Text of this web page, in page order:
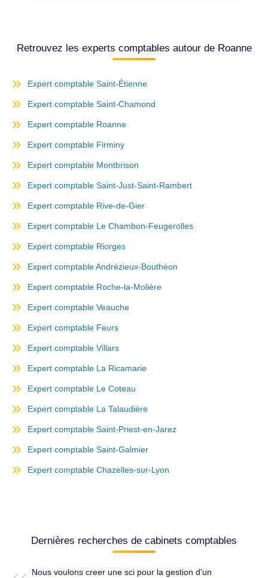
Retrouvez les experts comptables autour de Roanne
Expert comptable Saint-Étienne
Expert comptable Saint-Chamond
Expert comptable Roanne
Expert comptable Firminy
Expert comptable Montbrison
Expert comptable Saint-Just-Saint-Rambert
Expert comptable Rive-de-Gier
Expert comptable Le Chambon-Feugerolles
Expert comptable Riorges
Expert comptable Andrézieux-Bouthéon
Expert comptable Roche-la-Molière
Expert comptable Veauche
Expert comptable Feurs
Expert comptable Villars
Expert comptable La Ricamarie
Expert comptable Le Coteau
Expert comptable La Talaudière
Expert comptable Saint-Priest-en-Jarez
Expert comptable Saint-Galmier
Expert comptable Chazelles-sur-Lyon
Dernières recherches de cabinets comptables
Nous voulons creer une sci pour la gestion d'un